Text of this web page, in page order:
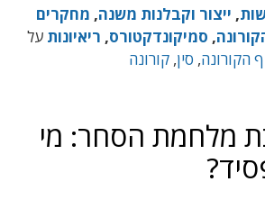
, ייצור וקבלנות משנה, מחקרים
, סמיקונדקטורס, ריאיונות על
הקורונה, סין, קורונה
מלחמת הסחר: מי